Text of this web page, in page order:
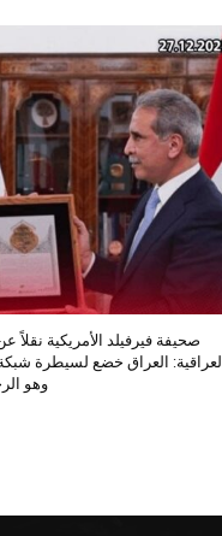
صحيفة فيرفيلد الأمريكية
العراقية: العراق خضع لسيطرة
وهو